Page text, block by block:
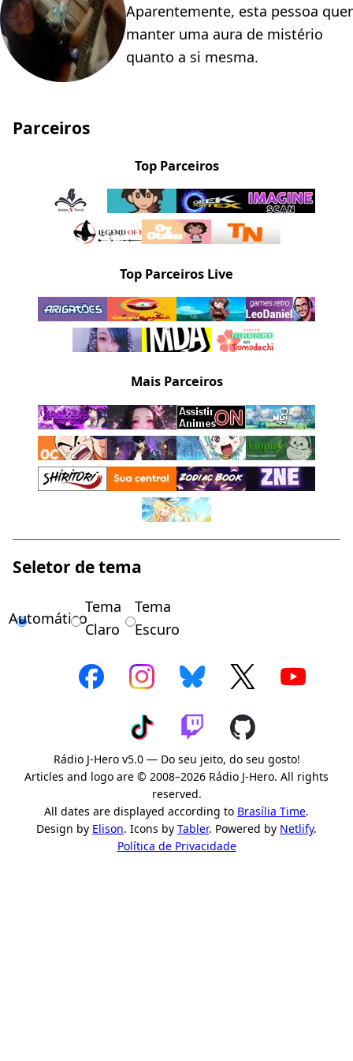
Aparentemente, esta pessoa quer
manter uma aura de mistério
quanto a si mesma.
Parceiros
Top Parceiros
Top Parceiros Live
Mais Parceiros
Seletor de tema
Automático
Tema
Claro
Tema
Escuro
Rádio J-Hero v5.0 — Do seu jeito, do seu gosto!
Articles and logo are © 2008–2026 Rádio J-Hero. All rights
reserved.
All dates are displayed according to Brasília Time.
Design by Elison. Icons by Tabler. Powered by Netlify.
Política de Privacidade